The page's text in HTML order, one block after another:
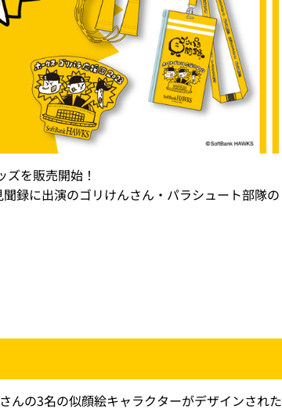
を販売開始！
録に出演のゴリけんさん・パラシュート部隊の
んの3名の似顔絵キャラクターがデザインされた